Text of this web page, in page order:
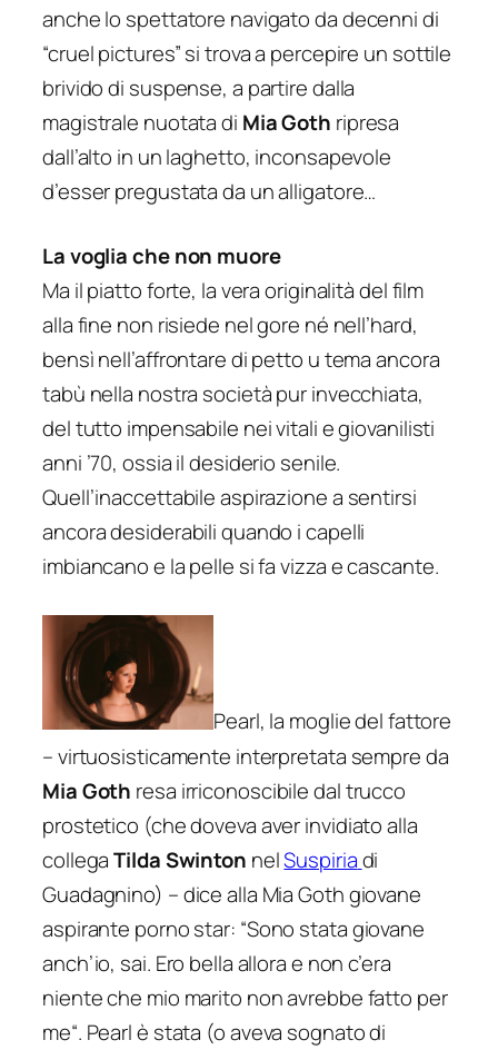
anche lo spettatore navigato da decenni di
“cruel pictures” si trova a percepire un sottile
brivido di suspense, a partire dalla
magistrale nuotata di Mia Goth ripresa
dall’alto in un laghetto, inconsapevole
d’esser pregustata da un alligatore…
La voglia che non muore
Ma il piatto forte, la vera originalità del film
alla fine non risiede nel gore né nell’hard,
bensì nell’affrontare di petto u tema ancora
tabù nella nostra società pur invecchiata,
del tutto impensabile nei vitali e giovanilisti
anni ’70, ossia il desiderio senile.
Quell’inaccettabile aspirazione a sentirsi
ancora desiderabili quando i capelli
imbiancano e la pelle si fa vizza e cascante.
Pearl, la moglie del fattore
– virtuosisticamente interpretata sempre da
Mia Goth resa irriconoscibile dal trucco
prostetico (che doveva aver invidiato alla
collegaTilda Swinton nelSuspiriadi
Guadagnino) – dice alla Mia Goth giovane
aspirante porno star: “Sono stata giovane
anch’io, sai. Ero bella allora e non c’era
niente che mio marito non avrebbe fatto per
me“. Pearl è stata (o aveva sognato di